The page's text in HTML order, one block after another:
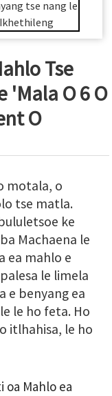
Tse
'Mala O 6 O
O
motala, o
tse matla.
ke
Machaena le
ea mahlo e
le limela
e benyang ea
le ho feta. Ho
itlhahisa, le ho
oa Mahlo ea